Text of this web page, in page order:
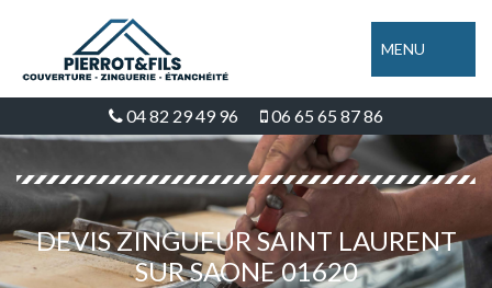
MENU
04 82 29 49 96 06 65 65 87 86
DEVIS ZINGUEUR SAINT LAURENT
SUR SAONE 01620